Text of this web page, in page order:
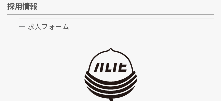
採用情報
求人フォーム